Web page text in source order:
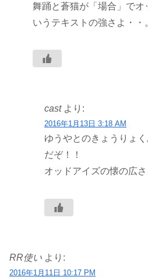
舞踊と蒼猫が「場合」でオ
いうテキストの強さよ・・
cast より:
2016年1月13日 3:18 AM
ゆうやとのきょうりょ
だぞ！！
オッドアイズの懐の広
RR使い より:
2016年1月11日 10:17 PM